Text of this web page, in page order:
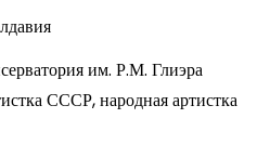
им. Р.М. Глиэра
СССР, народная артистка